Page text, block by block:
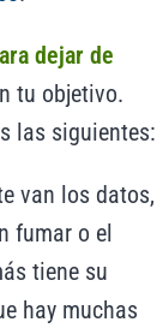
dejar de
tu objetivo.
las siguientes:
van los datos,
fumar o el
tiene su
hay muchas